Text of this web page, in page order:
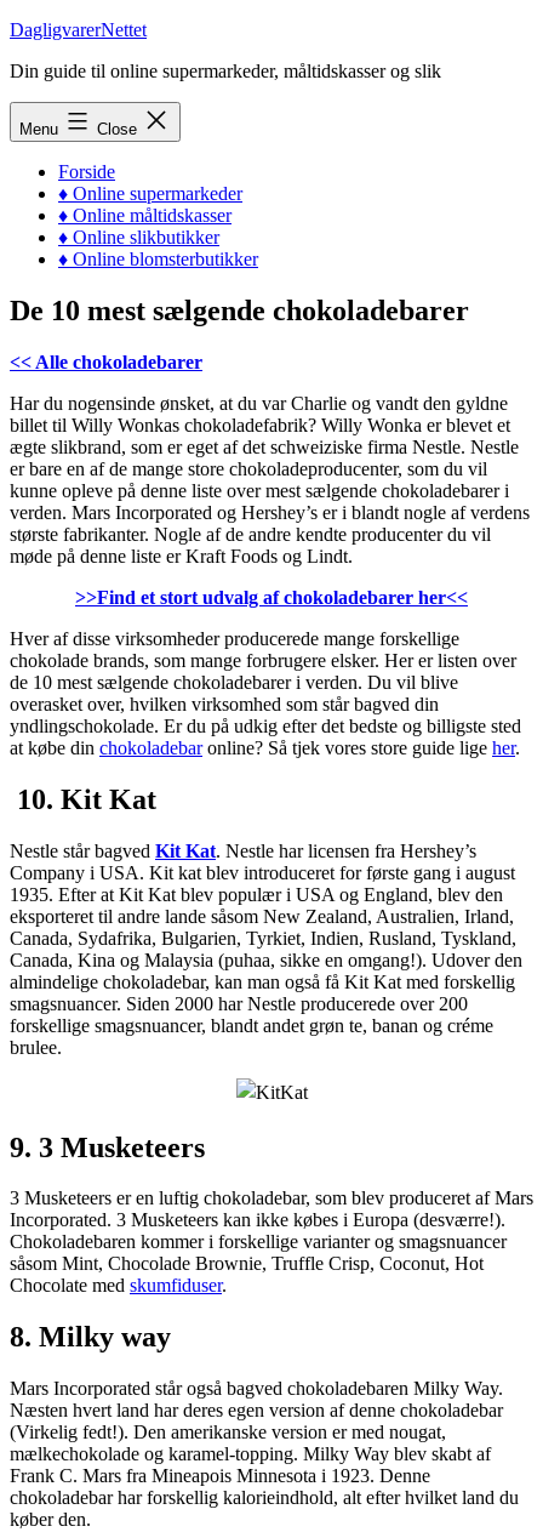
Skip
content
DagligvarerNettet
Din guide til online supermarkeder, måltidskasser og slik
Menu Close
Forside
♦ Online supermarkeder
♦ Online måltidskasser
♦ Online slikbutikker
♦ Online blomsterbutikker
De 10 mest sælgende chokoladebarer
<< Alle chokoladebarer
Har du nogensinde ønsket, at du var Charlie og vandt den gyldne
billet til Willy Wonkas chokoladefabrik? Willy Wonka er blevet et
ægte slikbrand, som er eget af det schweiziske firma Nestle. Nestle
er bare en af de mange store chokoladeproducenter, som du vil
kunne opleve på denne liste over mest sælgende chokoladebarer i
verden. Mars Incorporated og Hershey’s er i blandt nogle af verdens
største fabrikanter. Nogle af de andre kendte producenter du vil
møde på denne liste er Kraft Foods og Lindt.
>>Find et stort udvalg af chokoladebarer her<<
Hver af disse virksomheder producerede mange forskellige
chokolade brands, som mange forbrugere elsker. Her er listen over
de 10 mest sælgende chokoladebarer i verden. Du vil blive
overasket over, hvilken virksomhed som står bagved din
yndlingschokolade. Er du på udkig efter det bedste og billigste sted
at købe din chokoladebaronline? Så tjek vores store guide lige her.
10. Kit Kat
Nestle står bagved Kit Kat. Nestle har licensen fra Hershey’s
Company i USA. Kit kat blev introduceret for første gang i august
1935. Efter at Kit Kat blev populær i USA og England, blev den
eksporteret til andre lande såsom New Zealand, Australien, Irland,
Canada, Sydafrika, Bulgarien, Tyrkiet, Indien, Rusland, Tyskland,
Canada, Kina og Malaysia (puhaa, sikke en omgang!). Udover den
almindelige chokoladebar, kan man også få Kit Kat med forskellig
smagsnuancer. Siden 2000 har Nestle producerede over 200
forskellige smagsnuancer, blandt andet grøn te, banan og créme
brulee.
9. 3 Musketeers
3 Musketeers er en luftig chokoladebar, som blev produceret af Mars
Incorporated. 3 Musketeers kan ikke købes i Europa (desværre!).
Chokoladebaren kommer i forskellige varianter og smagsnuancer
såsom Mint, Chocolade Brownie, Truffle Crisp, Coconut, Hot
Chocolate med skumfiduser.
8. Milky way
Mars Incorporated står også bagved chokoladebaren Milky Way.
Næsten hvert land har deres egen version af denne chokoladebar
(Virkelig fedt!). Den amerikanske version er med nougat,
mælkechokolade og karamel-topping. Milky Way blev skabt af
Frank C. Mars fra Mineapois Minnesota i 1923. Denne
chokoladebar har forskellig kalorieindhold, alt efter hvilket land du
køber den.